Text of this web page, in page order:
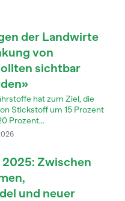
der Landwirte
von
sichtbar
hat zum Ziel, die
Stickstoff um 15 Prozent
Prozent...
Zwischen
und neuer